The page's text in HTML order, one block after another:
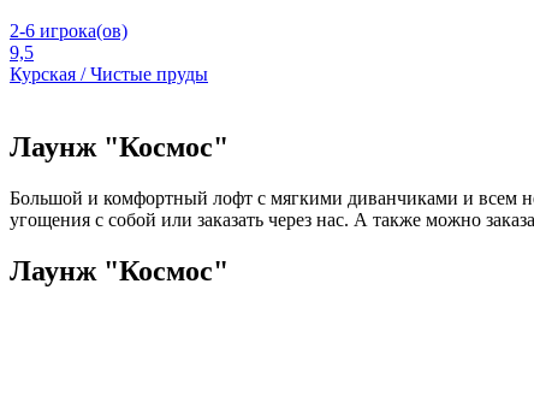
2-6 игрока(ов)
9,5
Курская / Чистые пруды
Лаунж "Космос"
Большой и комфортный лофт с мягкими диванчиками и всем
угощения с собой или заказать через нас. А также можно
Лаунж "Космос"